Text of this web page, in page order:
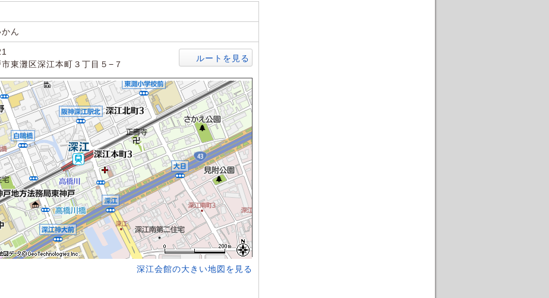
ん
東灘区深江本町３丁目５−７
ルートを見る
深江会館の大きい地図を見る